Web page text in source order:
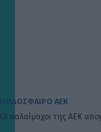
ΠΟΔΟΣΦΑΙΡΟ ΑΕΚ
Οι παλαίμαχοι της ΑΕΚ